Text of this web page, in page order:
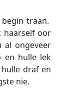
traan.
haarself oor
al ongeveer
en hulle lek
draf en
nie.